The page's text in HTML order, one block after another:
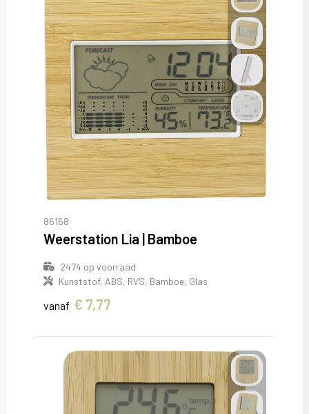
86168
Weerstation Lia | Bamboe
2474 op voorraad
Kunststof, ABS, RVS, Bamboe, Glas
vanaf € 7,77